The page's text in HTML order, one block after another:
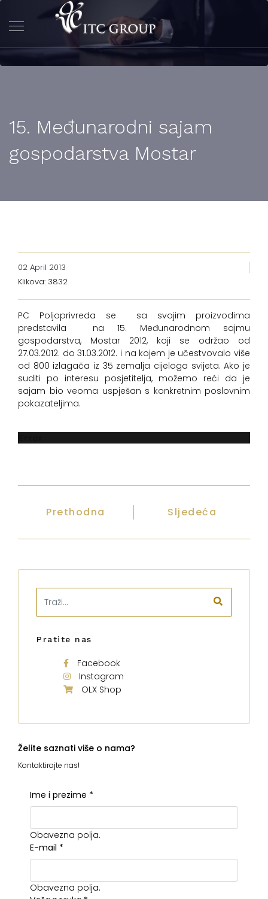
15. Međunarodni sajam
gospodarstva Mostar
02 April 2013
Klikova: 3832
PC Poljoprivreda se sa svojim proizvodima
predstavila na 15. Međunarodnom sajmu
gospodarstva, Mostar 2012, koji se održao od
27.03.2012. do 31.03.2012. i na kojem je učestvovalo više
od 800 izlagača iz 35 zemalja cijeloga svijeta. Ako je
suditi po interesu posjetitelja, možemo reći da je
sajam bio veoma uspješan s konkretnim poslovnim
pokazateljima.
Prethodna Sljedeća
Pratite nas
Facebook
Instagram
OLX Shop
Želite saznati više o nama?
Kontaktirajte nas!
Ime i prezime *
Obavezna polja.
E-mail *
Obavezna polja.